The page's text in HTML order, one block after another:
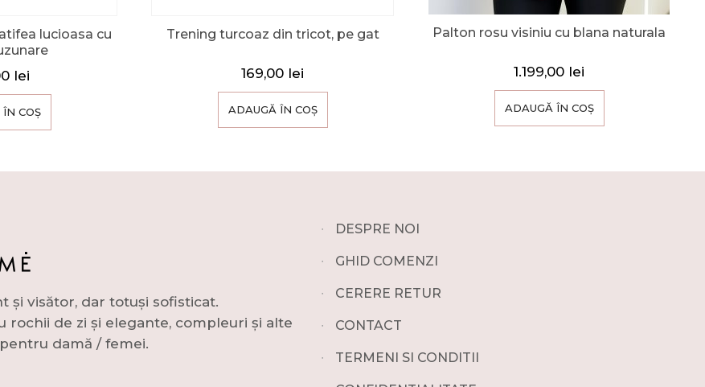
lucioasa cu
lei
COȘ
Trening turcoaz din tricot, pe gat
169,00 lei
ADAUGĂ ÎN COȘ
Palton rosu visiniu cu blana naturala
1.199,00 lei
ADAUGĂ ÎN COȘ
și visător, dar totuși sofisticat.
rochii de zi și elegante, compleuri și alte
damă / femei.
∙ DESPRE NOI
∙ GHID COMENZI
∙ CERERE RETUR
∙ CONTACT
∙ TERMENI SI CONDITII